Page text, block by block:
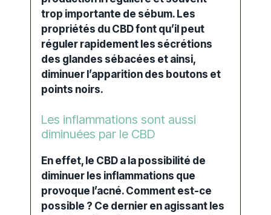
trop importante de sébum. Les
propriétés du CBD font qu’il peut
réguler rapidement les sécrétions
des glandes sébacées et ainsi,
diminuer l’apparition des boutons et
points noirs.
Les inflammations sont aussi
diminuées par le CBD
En effet, le CBD a la possibilité de
diminuer les inflammations que
provoque l’acné. Comment est-ce
possible ? Ce dernier en agissant les